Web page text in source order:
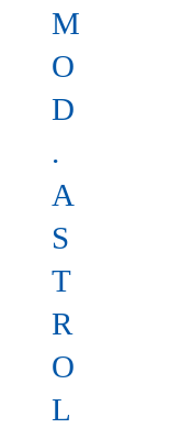
M
O
D
.
A
S
T
R
O
L